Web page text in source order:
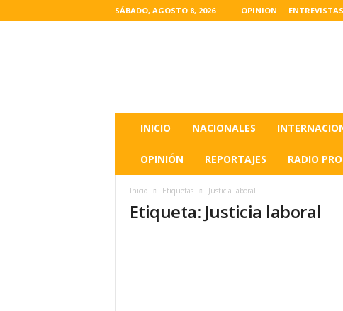
SÁBADO, AGOSTO 8, 2026 OPINION ENTREVISTAS
INICIO NACIONALES
OPINIÓN REPORTAJES RADIO
Inicio Etiquetas Justicia laboral
Etiqueta: Justicia laboral